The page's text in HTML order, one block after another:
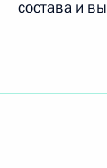
состава и